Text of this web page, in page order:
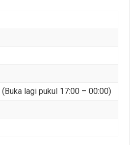
lagi pukul 17:00 – 00:00)